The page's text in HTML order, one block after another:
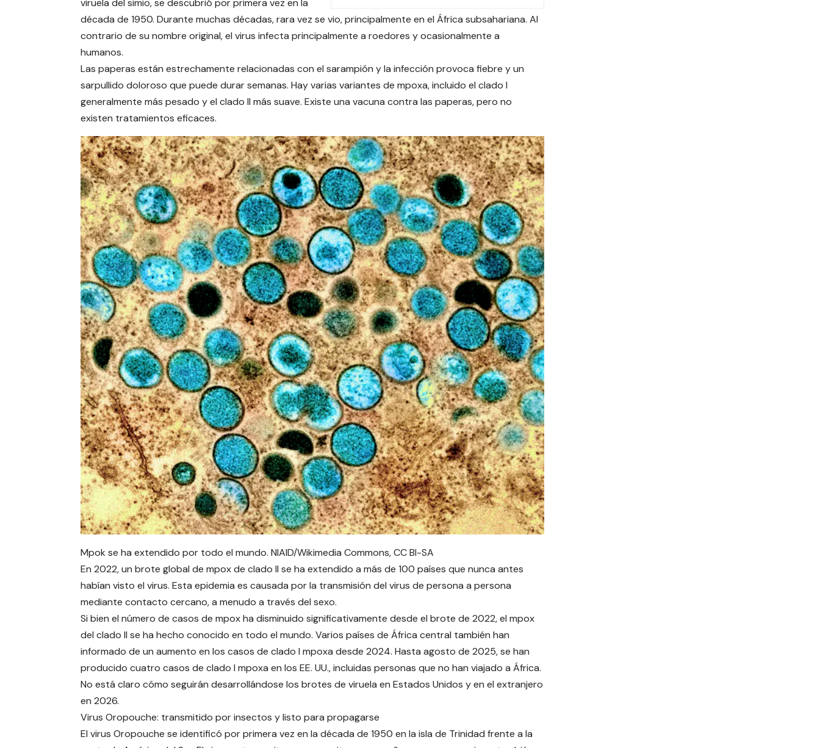
viruela del simio, se descubrió por primera vez en la
década de 1950. Durante muchas décadas, rara vez se vio, principalmente en el África subsahariana. Al
contrario de su nombre original, el virus infecta principalmente a roedores y ocasionalmente a
humanos.
Las paperas están estrechamente relacionadas con el sarampión y la infección provoca fiebre y un
sarpullido doloroso que puede durar semanas. Hay varias variantes de mpoxa, incluido el clado I
generalmente más pesado y el clado II más suave. Existe una vacuna contra las paperas, pero no
existen tratamientos eficaces.
Mpok se ha extendido por todo el mundo. NIAID/Wikimedia Commons, CC BI-SA
En 2022, un brote global de mpox de clado II se ha extendido a más de 100 países que nunca antes
habían visto el virus. Esta epidemia es causada por la transmisión del virus de persona a persona
mediante contacto cercano, a menudo a través del sexo.
Si bien el número de casos de mpox ha disminuido significativamente desde el brote de 2022, el mpox
del clado II se ha hecho conocido en todo el mundo. Varios países de África central también han
informado de un aumento en los casos de clado I mpoxa desde 2024. Hasta agosto de 2025, se han
producido cuatro casos de clado I mpoxa en los EE. UU., incluidas personas que no han viajado a África.
No está claro cómo seguirán desarrollándose los brotes de viruela en Estados Unidos y en el extranjero
en 2026.
Virus Oropouche: transmitido por insectos y listo para propagarse
El virus Oropouche se identificó por primera vez en la década de 1950 en la isla de Trinidad frente a la